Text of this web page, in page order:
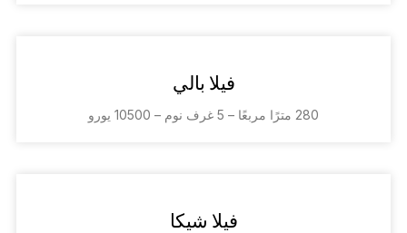
فيلا بالي
280 مترًا مربعًا – 5 غرف نوم – 10500 يورو
فيلا شيكا